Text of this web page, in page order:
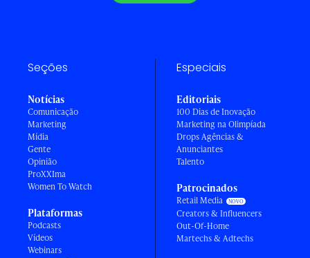
Seções
Notícias
Comunicação
Marketing
Mídia
Gente
Opinião
ProXXIma
Women To Watch
Plataformas
Podcasts
Vídeos
Webinars
Especiais
Editoriais
100 Dias de Inovação
Marketing na Olimpíada
Drops Agências &
Anunciantes
Talento
Patrocinados
Retail Media
Creators & Influencers
Out-Of-Home
Martechs & Adtechs